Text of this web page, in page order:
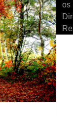
os